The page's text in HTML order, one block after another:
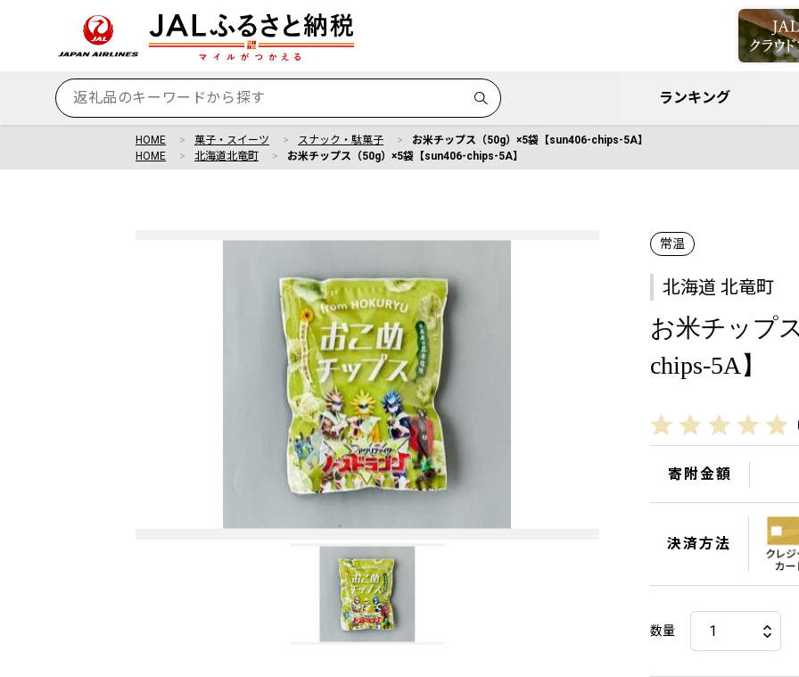
ランキング
HOME 菓子・スイーツ スナック・駄菓子
お米チップス（50g）×5袋【sun406-chips-5A】
HOME
北海道北竜町 お米チップス（50g）×5袋【sun406-chips-5A】
常温
北海道 北竜町
お米チップ
chips-5A】
寄附金額
決済方法
数量